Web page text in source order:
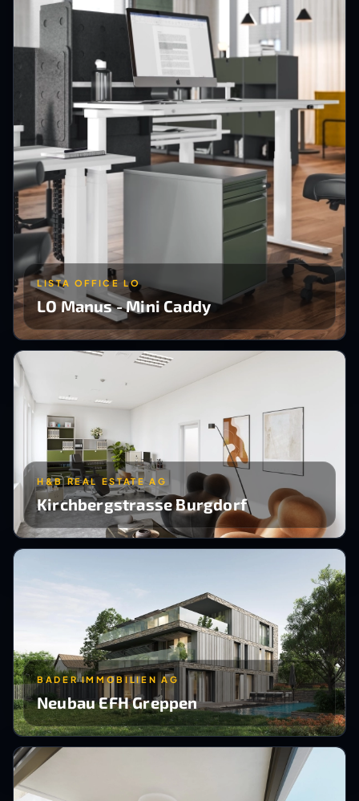
LISTA OFFICE LO
LO Manus - Mini Caddy
H&B REAL ESTATE AG
Kirchbergstrasse Burgdorf
BADER IMMOBILIEN AG
Neubau EFH Greppen